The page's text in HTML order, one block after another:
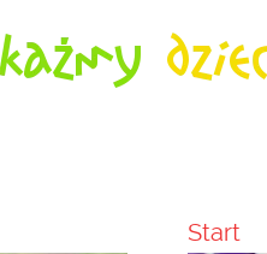
Start